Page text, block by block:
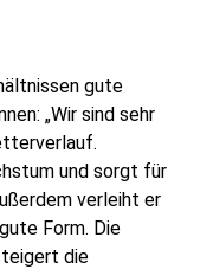
gute
„Wir sind sehr
und sorgt für
verleiht er
Form. Die
die